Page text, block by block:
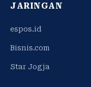
JARINGAN
espos.id
Bisnis.com
Star Jogja